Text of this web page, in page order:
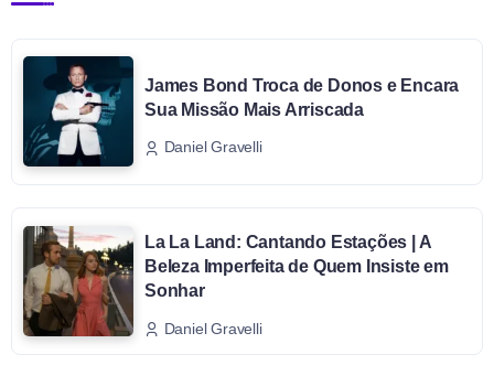
James Bond Troca de Donos e Encara
Sua Missão Mais Arriscada
Daniel Gravelli
La La Land: Cantando Estações | A
Beleza Imperfeita de Quem Insiste em
Sonhar
Daniel Gravelli